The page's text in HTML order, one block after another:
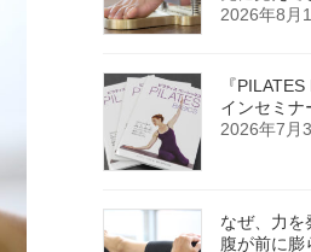
2026年8月
『
インセミナ
2026年7月
なぜ、力を
腹が前に膨